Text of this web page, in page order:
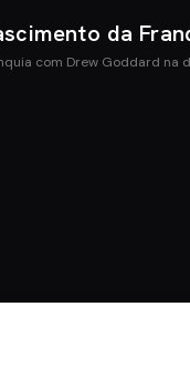
da
com Drew Goddard na